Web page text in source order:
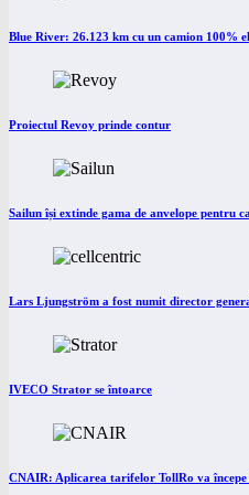
Blue River: 26.123 km cu un camion 100%
Proiectul Revoy prinde contur
Sailun își extinde gama de anvelope pentru
Lars Ljungström a fost numit director
IVECO Strator se întoarce
CNAIR: Aplicarea tarifelor TollRo va